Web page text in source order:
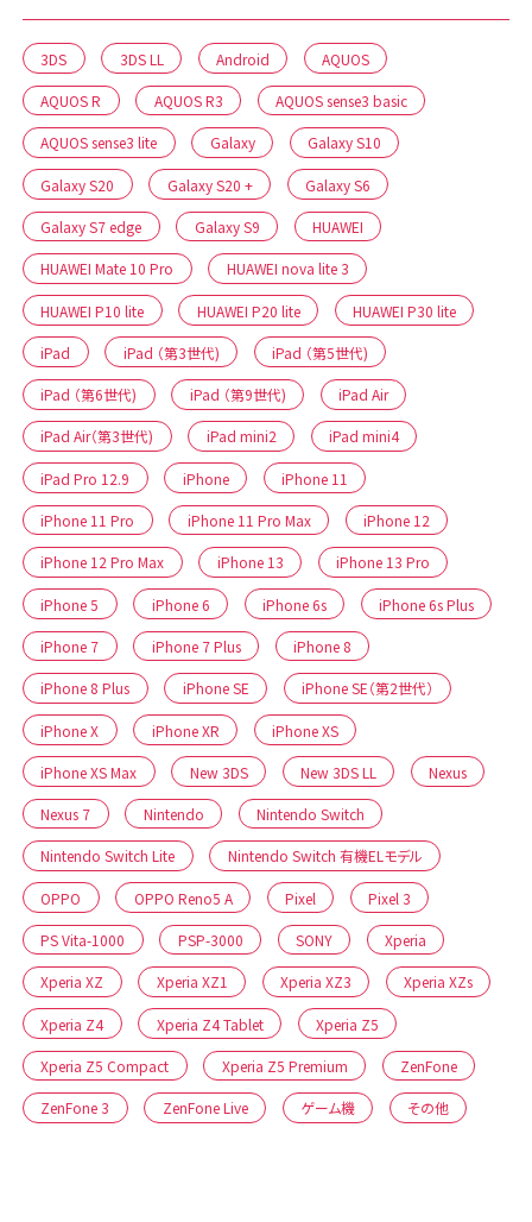
3DS 3DS LL Android AQUOS
AQUOS R AQUOS R3 AQUOS sense3 basic
AQUOS sense3 lite Galaxy Galaxy S10
Galaxy S20 Galaxy S20 + Galaxy S6
Galaxy S7 edge Galaxy S9 HUAWEI
HUAWEI Mate 10 Pro HUAWEI nova lite 3
HUAWEI P10 lite HUAWEI P20 lite HUAWEI P30 lite
iPad iPad （第3世代) iPad （第5世代)
iPad （第6世代) iPad （第9世代) iPad Air
iPad Air（第3世代) iPad mini2 iPad mini4
iPad Pro 12.9 iPhone iPhone 11
iPhone 11 Pro iPhone 11 Pro Max iPhone 12
iPhone 12 Pro Max iPhone 13 iPhone 13 Pro
iPhone 5 iPhone 6 iPhone 6s iPhone 6s Plus
iPhone 7 iPhone 7 Plus iPhone 8
iPhone 8 Plus iPhone SE iPhone SE（第2世代）
iPhone X iPhone XR iPhone XS
iPhone XS Max New 3DS New 3DS LL Nexus
Nexus 7 Nintendo Nintendo Switch
Nintendo Switch Lite Nintendo Switch 有機ELモデル
OPPO OPPO Reno5 A Pixel Pixel 3
PS Vita-1000 PSP-3000 SONY Xperia
Xperia XZ Xperia XZ1 Xperia XZ3 Xperia XZs
Xperia Z4 Xperia Z4 Tablet Xperia Z5
Xperia Z5 Compact Xperia Z5 Premium ZenFone
ZenFone 3 ZenFone Live ゲーム機 その他